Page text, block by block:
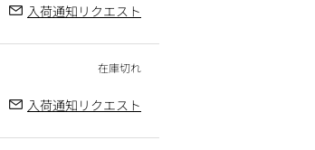
入荷通知リクエスト
入荷通知リクエスト